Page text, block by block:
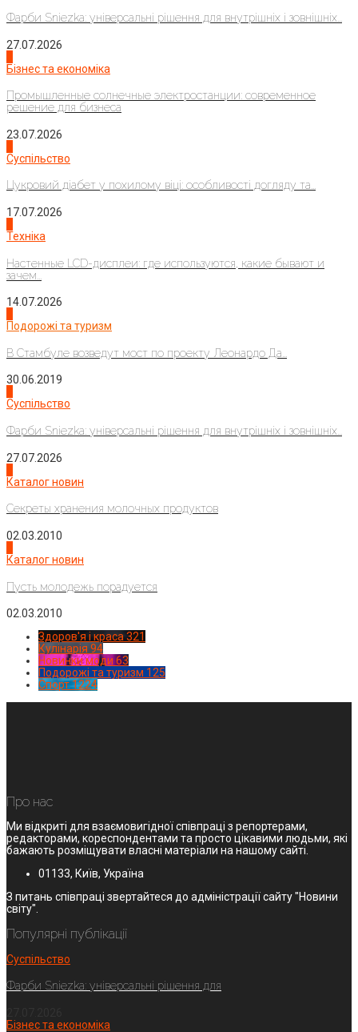
Фарби Sniezka: універсальні рішення для внутрішніх і зовнішніх...
27.07.2026
Бізнес та економіка
Промышленные солнечные электростанции: современное
решение для бизнеса
23.07.2026
Суспільство
Цукровий діабет у похилому віці: особливості догляду та...
17.07.2026
Техніка
Настенные LCD-дисплеи: где используются, какие бывают и
зачем...
14.07.2026
Подорожі та туризм
В Стамбуле возведут мост по проекту Леонардо Да...
30.06.2019
Суспільство
Фарби Sniezka: універсальні рішення для внутрішніх і зовнішніх...
27.07.2026
Каталог новин
Секреты хранения молочных продуктов
02.03.2010
Каталог новин
Пусть молодежь порадуется
02.03.2010
Здоров'я і краса 321
Кулінарія 94
Новинки моди 63
Подорожі та туризм 125
Спорт1224
Про нас
Ми відкриті для взаємовигідної співпраці з репортерами,
редакторами, кореспондентами та просто цікавими людьми, які
бажають розміщувати власні матеріали на нашому сайті.
01133, Київ, Україна
З питань співпраці звертайтеся до адміністрації сайту "Новини
світу".
Популярні публікації
Суспільство
Фарби Sniezka: універсальні рішення для
Бізнес та економіка